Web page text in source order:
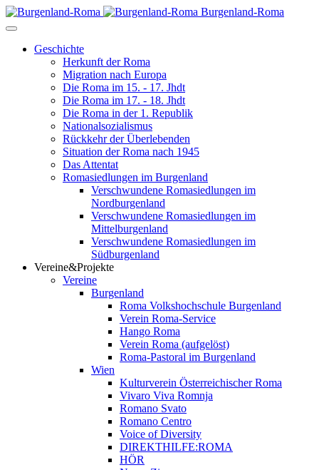
Burgenland-Roma
Geschichte
Herkunft der Roma
Migration nach Europa
Die Roma im 15. - 17. Jhdt
Die Roma im 17. - 18. Jhdt
Die Roma in der 1. Republik
Nationalsozialismus
Rückkehr der Überlebenden
Situation der Roma nach 1945
Das Attentat
Romasiedlungen im Burgenland
Verschwundene Romasiedlungen im
Nordburgenland
Verschwundene Romasiedlungen im
Mittelburgenland
Verschwundene Romasiedlungen im
Südburgenland
Vereine&Projekte
Vereine
Burgenland
Roma Volkshochschule Burgenland
Verein Roma-Service
Hango Roma
Verein Roma (aufgelöst)
Roma-Pastoral im Burgenland
Wien
Kulturverein Österreichischer Roma
Vivaro Viva Romnja
Romano Svato
Romano Centro
Voice of Diversity
DIREKTHILFE:ROMA
HÖR